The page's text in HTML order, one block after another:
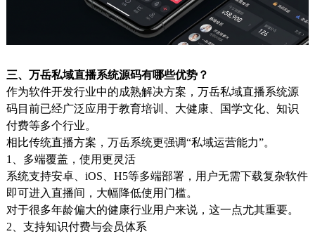
三、万岳私域直播系统源码有哪些优势？
作为软件开发行业中的成熟解决方案，万岳私域直播系统源
码目前已经广泛应用于教育培训、大健康、国学文化、知识
付费等多个行业。
相比传统直播方案，万岳系统更强调“私域运营能力”。
1、多端覆盖，使用更灵活
系统支持安卓、iOS、H5等多端部署，用户无需下载复杂软件
即可进入直播间，大幅降低使用门槛。
对于很多年龄偏大的健康行业用户来说，这一点尤其重要。
2、支持知识付费与会员体系